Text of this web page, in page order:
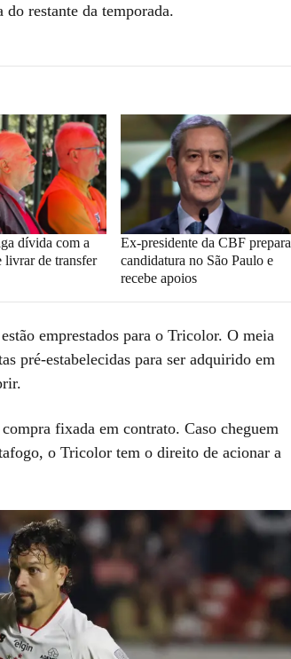
restante da temporada.
dívida com a
livrar de transfer
Ex-presidente da CBF prepara
candidatura no São Paulo e
recebe apoios
emprestados para o Tricolor. O meia
pré-estabelecidas para ser adquirido em
fixada em contrato. Caso cheguem
o Tricolor tem o direito de acionar a